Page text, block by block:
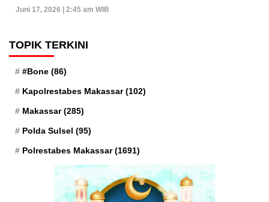
Juni 17, 2026 | 2:45 am WIB
TOPIK TERKINI
#Bone (86)
Kapolrestabes Makassar(102)
Makassar(285)
Polda Sulsel (95)
Polrestabes Makassar(1691)